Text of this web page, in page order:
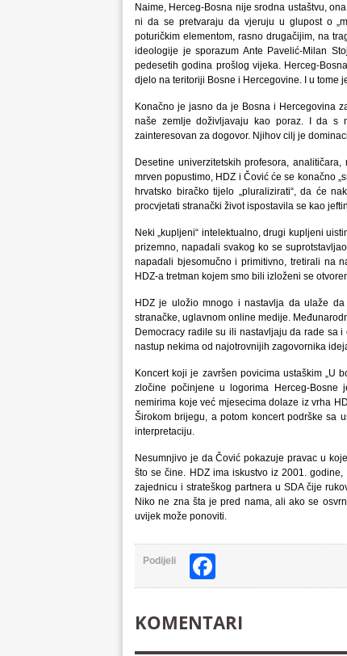
Naime, Herceg-Bosna nije srodna ustaštvu,
ni da se pretvaraju da vjeruju u glupost o
poturičkim elementom, rasno drugačijim, na
ideologije je sporazum Ante Pavelić-Milan
pedesetih godina prošlog vijeka. Herceg-
djelo na teritoriji Bosne i Hercegovine. I u tome
Konačno je jasno da je Bosna i Hercegovina
naše zemlje doživljavaju kao poraz. I da s
zainteresovan za dogovor. Njihov cilj je
Desetine univerzitetskih profesora,
mrven popustimo, HDZ i Čović će se konačno
hrvatsko biračko tijelo „pluralizirati“, da će
procvjetati stranački život ispostavila se kao
Neki „kupljeni“ intelektualno, drugi kupljeni
prizemno, napadali svakog ko se
napadali bjesomučno i primitivno, tretirali na
HDZ-a tretman kojem smo bili izloženi se
HDZ je uložio mnogo i nastavlja da ulaže
stranačke, uglavnom online medije.
Democracy radile su ili nastavljaju da rade sa
nastup nekima od najotrovnijih zagovornika
Koncert koji je završen povicima ustaškim „U
zločine počinjene u logorima Herceg-Bosne
nemirima koje već mjesecima dolaze iz vrha
Širokom brijegu, a potom koncert podrške sa
interpretaciju.
Nesumnjivo je da Čović pokazuje pravac u
što se čine. HDZ ima iskustvo iz 2001.
zajednicu i strateškog partnera u SDA čije
Niko ne zna šta je pred nama, ali ako se
uvijek može ponoviti.
Podijeli
KOMENTARI